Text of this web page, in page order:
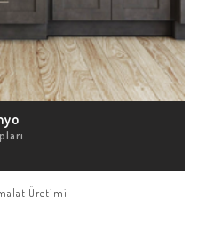
Üretimi